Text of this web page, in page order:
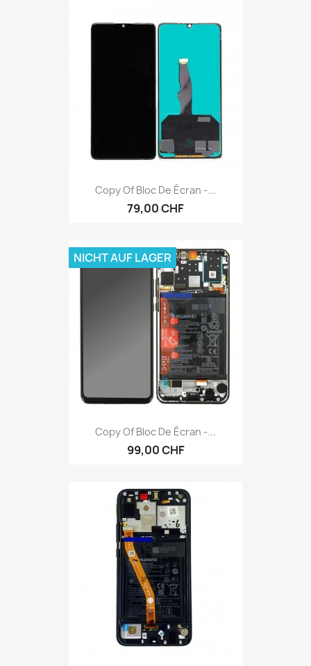
Copy Of Bloc De Écran -...
79,00 CHF
Copy Of Bloc De Écran -...
99,00 CHF
NICHT AUF LAGER